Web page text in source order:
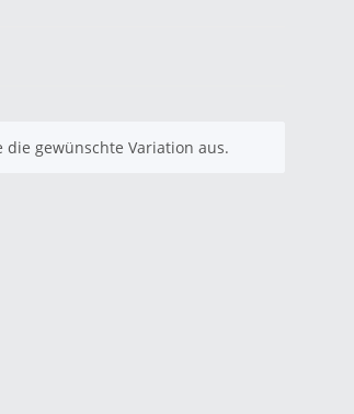
gewünschte Variation aus.